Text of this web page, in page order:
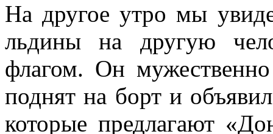
На другое утро мы
льдины на другую
флагом. Он
поднят на борт и
кото­рые предлагают